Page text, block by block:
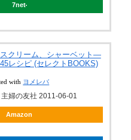
7net
クリーム、シャーベット―
レシピ (セレクトBOOKS)
with ヨメレバ
婦の友社 2011-06-01
Amazon